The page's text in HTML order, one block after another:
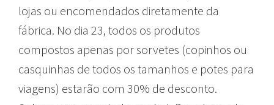
lojas ou encomendados diretamente da
fábrica. No dia 23, todos os produtos
compostos apenas por sorvetes (copinhos ou
casquinhas de todos os tamanhos e potes para
viagens) estarão com 30% de desconto.